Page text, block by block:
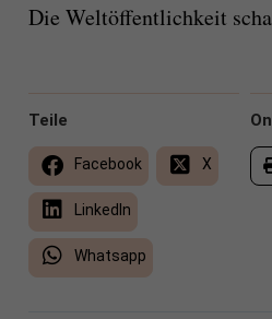
Die Weltöffentlichkeit
Teile
Facebook X
LinkedIn
Whatsapp